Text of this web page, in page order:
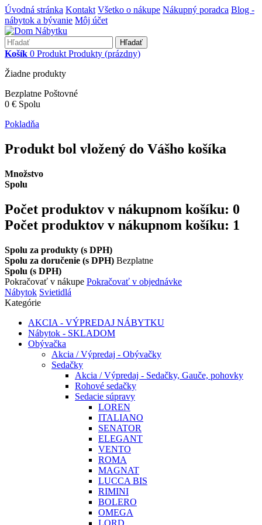
Úvodná stránka Kontakt Všetko o nákupe Nákupný poradca Blog -
nábytok a bývanie Môj účet
Hľadať
Košík 0 Produkt Produkty (prázdny)
Žiadne produkty
Bezplatne Poštovné
0 € Spolu
Pokladňa
Produkt bol vložený do Vášho košíka
Množstvo
Spolu
Počet produktov v nákupnom košíku: 0
Počet produktov v nákupnom košíku: 1
Spolu za produkty (s DPH)
Spolu za doručenie (s DPH) Bezplatne
Spolu (s DPH)
Pokračovať v nákupe Pokračovať v objednávke
Nábytok Svietidlá
Kategórie
AKCIA - VÝPREDAJ NÁBYTKU
Nábytok - SKLADOM
Obývačka
Akcia / Výpredaj - Obývačky
Sedačky
Akcia / Výpredaj - Sedačky, Gauče, pohovky
Rohové sedačky
Sedacie súpravy
LOREN
ITALIANO
SENATOR
ELEGANT
VENTO
ROMA
MAGNAT
LUCCA BIS
RIMINI
BOLERO
OMEGA
LORD